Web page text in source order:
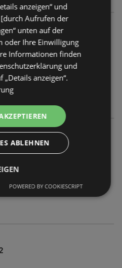
anzeigen“ und
Aufrufen der
unten auf der
oder Ihre Einwilligung
Informationen finden
und
anzeigen“.
ABLEHNEN
POWERED BY COOKIESCRIPT